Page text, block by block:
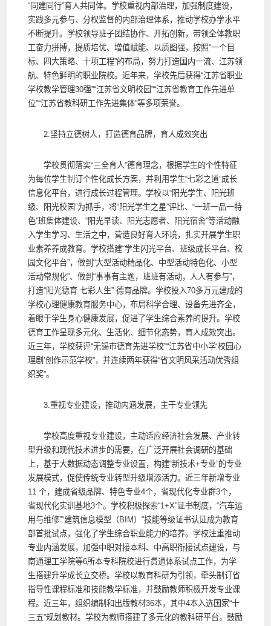
“同建同行”育人共同体。学校重视内部治理，加强制度建设，
实践多元参与、分权监督的内部治理体系，推动学校办学水平
不断提升。学校领导班子团结协作、开拓创新，带领全体教职
工奋力拼搏，提质培优、增值赋能、以质图强，按照“一个目
标、四大策略、十项工程”的布局，努力打造国内一流、江苏领
航、特色鲜明的职业院校。近年来，学校先后获得“江苏省职业
学校教学管理30强”“江苏省文明校园”“江苏省教育工作先进单
位”“江苏省教科研工作先进集体”等多项荣誉。
2.坚持立德树人，打造德育品牌，育人成效突出
学校贯彻落实“三全育人”德育理念，根据学生的个性特征
为每位学生制订个性化成长方案，并利用学生“七彩之道”成长
信息化平台，进行成长过程管理。学校以“阳光学生、阳光班
级、阳光校园”为抓手，将“阳光学生之星”评比、“一班一品一特
色”班集体建设、“阳光早读、阳光志愿者、阳光宿舍”等活动融
入学生学习、生活之中，营造良好育人环境，扎实开展学生职
业素养养成教育。学校搭建“学生闪光平台、班级成长平台、校
园文化平台”，做到“大型活动精品化、中型活动特色化、小型
活动常规化”、做到“事事有主题，班班有活动，人人有参与”，
打造“阳光德育 七彩人生” 德育品牌。学校投入70多万元建成的
学校心理健康教育服务中心，布局科学合理、设备先进齐全，
着眼于学生身心健康发展，促进了学生综合素养的提升。学校
德育工作呈现多元化、生活化、细节化态势，育人成效突出。
近三年，学校获评“无锡市德育先进学校”“江苏省中小学‘校园心
理剧’创作示范学校”，并连续两年获得“省文明风采活动优秀组
织奖”。
3.重视专业建设，推动内涵发展，主干专业领先
学校高度重视专业建设，主动适应经济社会发展、产业转
型升级和现代技术进步的需要，在广泛开展社会调研的基础
上，基于大数据动态调整专业设置，构建“新技术+专业”的专业
发展模式，促使传统专业转型升级增添活力。近三年新增专业
11 个，建成省级品牌、特色专业4个，省现代化专业群3个，
省现代化实训基地3个。学校积极探索“1+X”证书制度，“汽车运
用与维修”“建筑信息模型（BIM）”技能等级证书认证成为教育
部首批试点，强化了学生综合职业能力的培养。学校注重推动
专业内涵发展，加强中职对接本科、中高职衔接试点建设，与
南通理工学院等6所本专科院校进行贯通体系试点工作，为学
生搭建升学成长立交桥。学校以教育科研为引领，牵头制订省
指导性课程标准和技能教学标准，并鼓励教师积极开发专业课
程。近三年，组织编制和出版教材36本，其中4本入选国家“十
三五”规划教材。学校为教师搭建了多元化的教科研平台，鼓励